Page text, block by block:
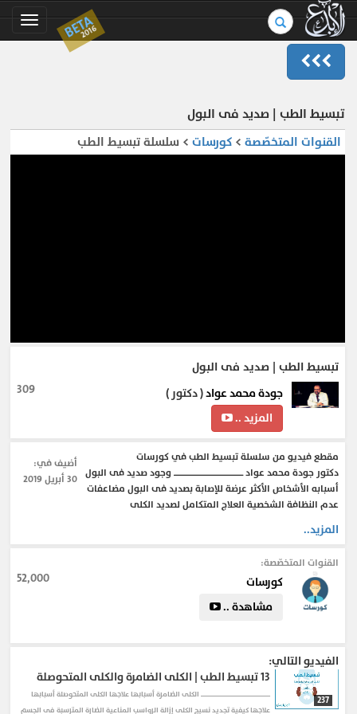
BETA
2016
بحث
في
الموسوعة..
تبسيط الطب | صديد فى البول
القنوات المتخصّصة > كورسات > سلسلة تبسيط الطب
تبسيط الطب | صديد فى البول
309 جودة محمد عواد( دكتور )
المزيد ..
أضيف في:
30 أبريل 2019
مقطع فيديو من سلسلة تبسيط الطب في كورسات
دكتور جودة محمد عواد ـــــــــــــــــــــــــــــــــــــــــــــــــــــــــــــــــــــــــــــــــــــــ وجود صديد فى البول
أسبابه الأشخاص الأكثر عرضة للإصابة بصديد فى البول مضاعفات
عدم النظافة الشخصية العلاج المتكامل لصديد الكلى
المزيد..
القنوات المتخصّصة:
52,000
كورسات
مشاهدة ..
الفيديو التالي:
237
13تبسيط الطب | الكلى الضامرة والكلى المتحوصلة
ـــــــــــــــــــــــــــــــــــــــــــــــــــــــــــــــــــــــــــــــــــــــ الكلى الضامرة أسبابها علاجها الكلى المتحوصلة أسبابها
علاجها كيفية تجديد نسيج الكلى إزالة الرواسب المناعية الضارة المترسبة فى الجسم